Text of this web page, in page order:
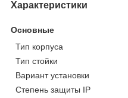
Характеристики
Основные
Тип корпуса
Тип стойки
Вариант установки
Степень защиты IP